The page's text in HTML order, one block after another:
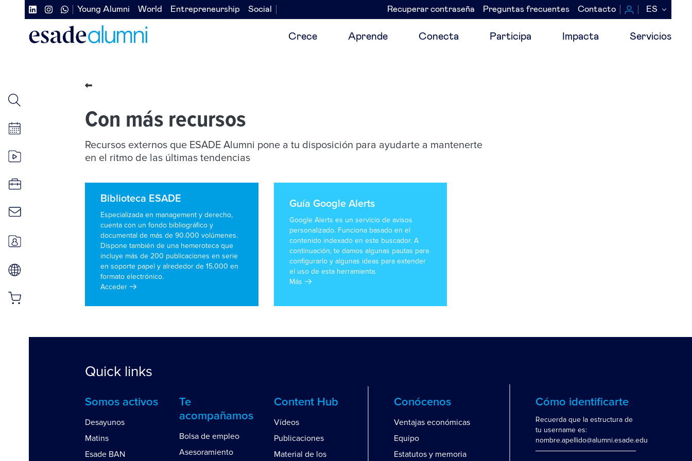
Navegación
secundaria
redes
Navegación
secundaria
izquierda
Young Alumni World Entrepreneurship Social
Navegación
secundaria
Recuperar contraseña Preguntas frecuentes Contacto ES
Crece Aprende Conecta Participa Impacta Servicios
Con más recursos
Recursos externos que ESADE Alumni pone a tu disposición para ayudarte a mantenerte
en el ritmo de las últimas tendencias
Biblioteca ESADE
Especializada en management y derecho,
cuenta con un fondo bibliográfico y
documental de más de 90.000 volúmenes.
Dispone también de una hemeroteca que
incluye más de 200 publicaciones en serie
en soporte papel y alrededor de 15.000 en
formato electrónico.
Acceder
Guía Google Alerts
Google Alerts es un servicio de avisos
personalizado. Funciona basado en el
contenido indexado en este buscador. A
continuación, te damos algunas pautas para
configurarlo y algunas ideas para extender
el uso de esta herramienta.
Más
Quick links
Somos activos
Desayunos
Matins
Esade BAN
Te
acompañamos
Bolsa de empleo
Asesoramiento
Content Hub
Vídeos
Publicaciones
Material de los
Conócenos
Ventajas económicas
Equipo
Estatutos y memoria
Cómo identificarte
Recuerda que la estructura de
tu username es:
nombre.apellido@alumni.esade.edu